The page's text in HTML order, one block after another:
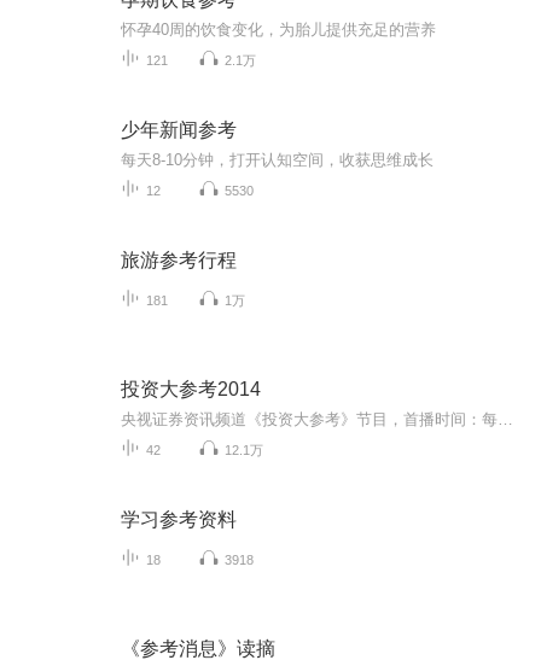
怀孕40周的饮食变化，为胎儿提供充足的营养
121 2.1万
少年新闻参考
每天8-10分钟，打开认知空间，收获思维成长
12 5530
旅游参考行程
181 1万
投资大参考2014
42 12.1万
学习参考资料
18 3918
《参考消息》读摘